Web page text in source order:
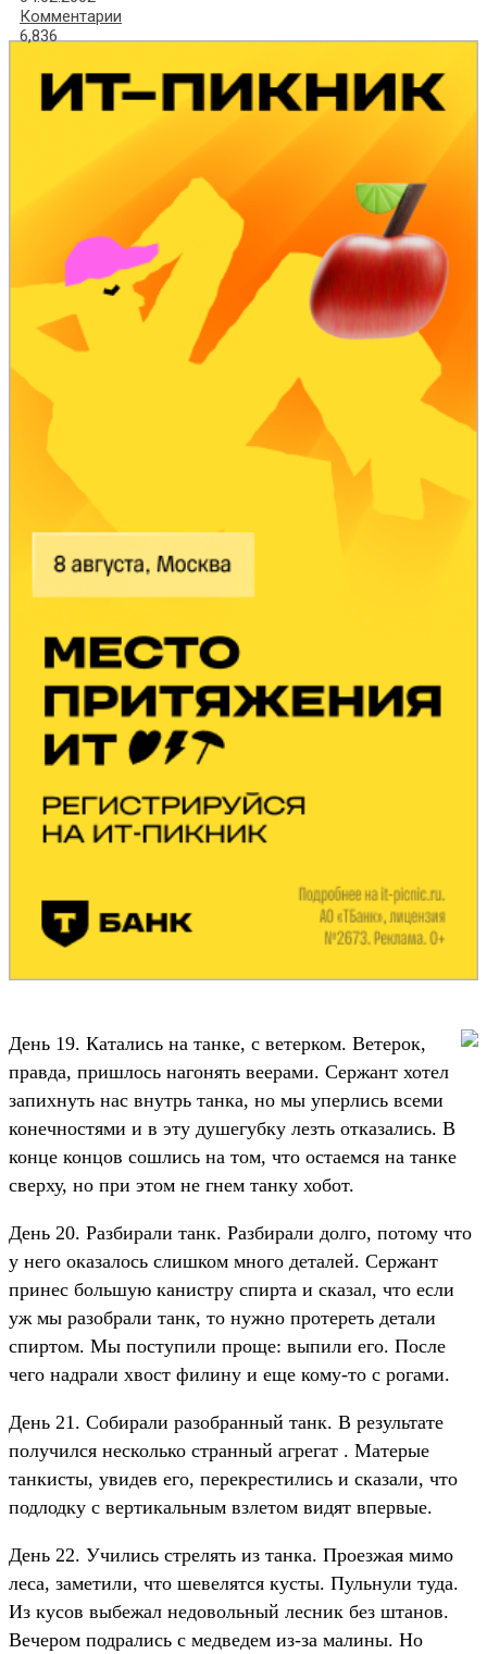
Комментарии
6,836
День 19. Катались на танке, с ветерком. Ветерок,
правда, пришлось нагонять веерами. Сержант хотел
запихнуть нас внутрь танка, но мы уперлись всеми
конечностями и в эту душегубку лезть отказались. В
конце концов сошлись на том, что остаемся на танке
сверху, но при этом не гнем танку хобот.
День 20. Разбирали танк. Разбирали долго, потому что
у него оказалось слишком много деталей. Сержант
принес большую канистру спирта и сказал, что если
уж мы разобрали танк, то нужно протереть детали
спиртом. Мы поступили проще: выпили его. После
чего надрали хвост филину и еще кому-то с рогами.
День 21. Собирали разобранный танк. В результате
получился несколько странный агрегат . Матерые
танкисты, увидев его, перекрестились и сказали, что
подлодку с вертикальным взлетом видят впервые.
День 22. Учились стрелять из танка. Проезжая мимо
леса, заметили, что шевелятся кусты. Пульнули туда.
Из кусов выбежал недовольный лесник без штанов.
Вечером подрались с медведем из-за малины. Но